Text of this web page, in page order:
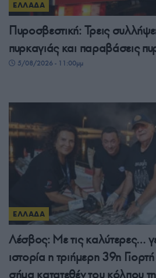
ΕΛΛΑΔΑ
Πυροσβεστική: Τρεις
πυρκαγιάς και παραβάσεις
5/08/2026 - 11:00μμ
ΕΛΛΑΔΑ
Λέσβος: Με τις καλύτερες…
ιστορία η τριήμερη 39η
σήμα κατατεθέν του κόλπου